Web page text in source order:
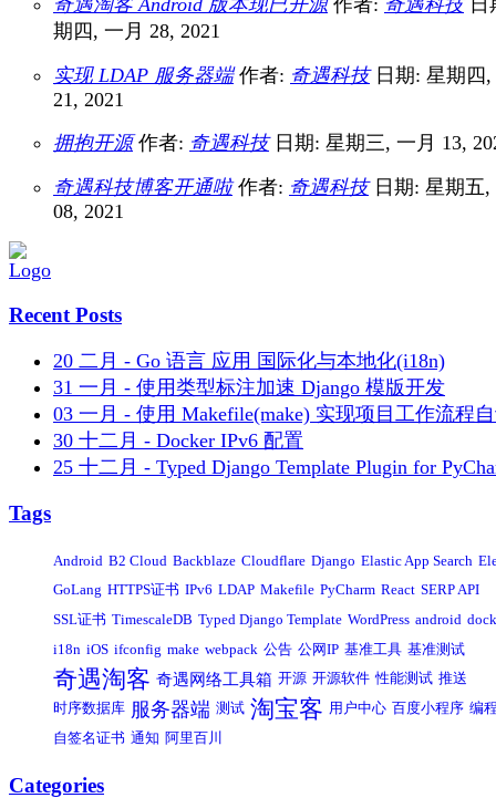
期四, 一月 28, 2021
实现 LDAP 服务器端作者: 奇遇科技日期: 星期四,
21, 2021
拥抱开源作者: 奇遇科技日期: 星期三, 一月 13,
奇遇科技博客开通啦作者: 奇遇科技日期: 星期五,
08, 2021
Recent Posts
20 二月 - Go 语言 应用 国际化与本地化(i18n)
31 一月 - 使用类型标注加速 Django 模版开发
03 一月 - 使用 Makefile(make) 实现项目工作流程
30 十二月 - Docker IPv6 配置
25 十二月 - Typed Django Template Plugin for
Tags
Android B2 Cloud Backblaze Cloudflare Django Elastic App Search
GoLang HTTPS证书 IPv6 LDAP Makefile PyCharm React SERP API
SSL证书 TimescaleDB Typed Django Template WordPress android
i18n iOS ifconfig make webpack 公告 公网IP 基准工具 基准测试
奇遇淘客 奇遇网络工具箱 开源 开源软件 性能测试 推送
时序数据库 服务器端 测试 淘宝客 用户中心 百度小程序 编
自签名证书 通知 阿里百川
Categories